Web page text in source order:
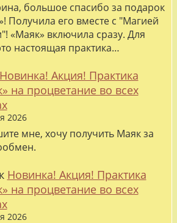
большое спасибо за подарок
Получила его вместе с "Магией
«Маяк» включила сразу. Для
настоящая практика…
Новинка! Акция! Практика
на процветание во всех
2026
мне, хочу получить Маяк за
к Новинка! Акция! Практика
на процветание во всех
2026